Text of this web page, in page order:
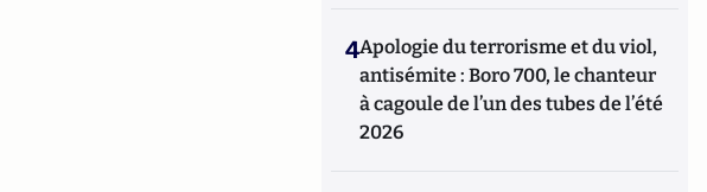
4Apologie du terrorisme et du viol,
antisémite : Boro 700, le chanteur
à cagoule de l’un des tubes de l’été
2026